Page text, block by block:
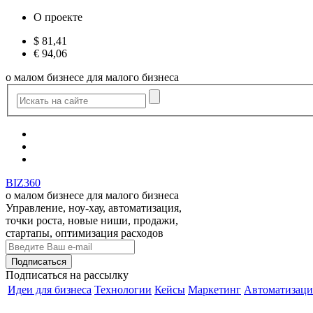
О проекте
$ 81,41
€ 94,06
о малом бизнесе для малого бизнеса
BIZ360
о малом бизнесе для малого бизнеса
Управление, ноу-хау, автоматизация,
точки роста, новые ниши, продажи,
стартапы, оптимизация расходов
Подписаться на рассылку
Идеи для бизнеса Технологии Кейсы Маркетинг